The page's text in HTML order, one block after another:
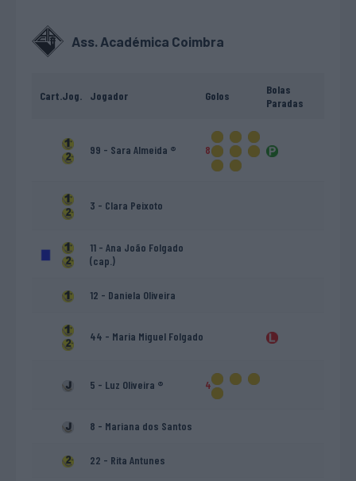
Ass. Académica Coimbra
Cart.Jog. Jogador Golos
Bolas
Paradas
99 - Sara Almeida ® 8
3 - Clara Peixoto
11 - Ana João Folgado
(cap.)
12 - Daniela Oliveira
44 - Maria Miguel Folgado
5 - Luz Oliveira ® 4
8 - Mariana dos Santos
22 - Rita Antunes